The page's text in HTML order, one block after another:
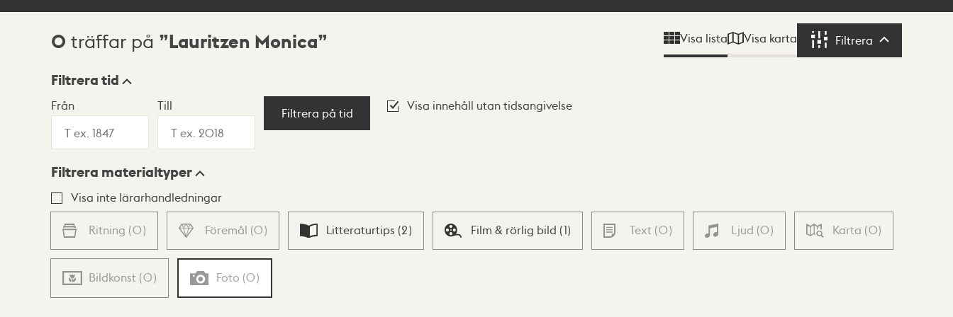
Sökresultat
0 träffar på Lauritzen Monica Visa lista Visa karta Filtrera Filtrera
Visningsläge
Lista Karta
Filtrera tid
Från Till
Filtrera på tid
Visa innehåll utan tidsangivelse
Filtrera materialtyper
Visa inte lärarhandledningar
Ritning (0) Föremål (0) Litteraturtips (2) Film & rörlig bild (1) Text (0) Ljud (0) Karta (0)
Bildkonst (0) Foto (0)